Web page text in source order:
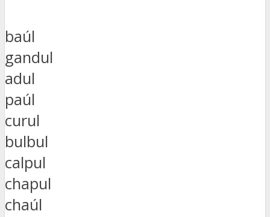
baúl
gandul
adul
paúl
curul
bulbul
calpul
chapul
chaúl